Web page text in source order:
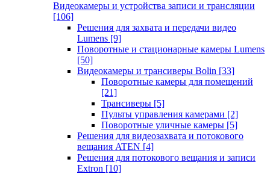
Видеокамеры и устройства записи и трансляции
[106]
Решения для захвата и передачи видео
Lumens [9]
Поворотные и стационарные камеры Lumens
[50]
Видеокамеры и трансиверы Bolin [33]
Поворотные камеры для помещений
[21]
Трансиверы [5]
Пульты управления камерами [2]
Поворотные уличные камеры [5]
Решения для видеозахвата и потокового
вещания ATEN [4]
Решения для потокового вещания и записи
Extron [10]